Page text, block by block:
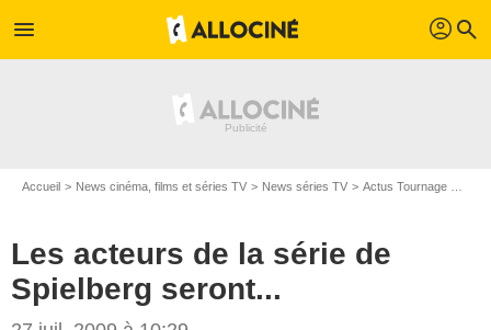
menu profil search
Accueil News cinéma, films et séries TV News séries TV Actus Tournage Séries TV
Les acteurs de la série de
Spielberg seront...